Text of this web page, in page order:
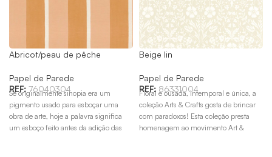
Abricot/peau de pêche
Papel de Parede
REF: 76040304
Se originalmente sinopia era um
pigmento usado para esboçar uma
obra de arte, hoje a palavra significa
um esboço feito antes da adição das
Beige lin
Papel de Parede
REF: 86331004
Floral e ousada, intemporal e única, a
coleção Arts & Crafts gosta de brincar
com paradoxos! Esta coleção presta
homenagem ao movimento Art &